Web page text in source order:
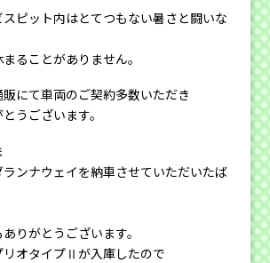
スピット内はとてつもない暑さと闘いな
ることがありません。
にて車両のご契約多数いただき
うございます。
ンナウェイを納車させていただいたば
りがとうございます。
リオタイプⅡが入庫したので